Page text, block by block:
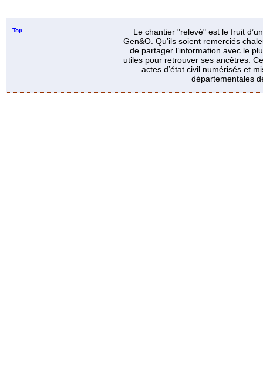
Top
Le chantier "relevé" est le fruit
Gen&O. Qu’ils soient remerciés
de partager l’information avec le
utiles pour retrouver ses ancêtres.
actes d’état civil numérisés et
départementales